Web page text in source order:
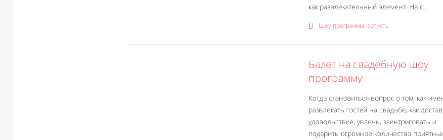
как развлекательный элемент. На с...
Шоу программы, артисты
Балет на свадебную шоу
программу
Когда становиться вопрос о том, как
развлекать гостей на свадьбе, как
удовольствие, увлечь, заинтриговать и
подарить огромное количество